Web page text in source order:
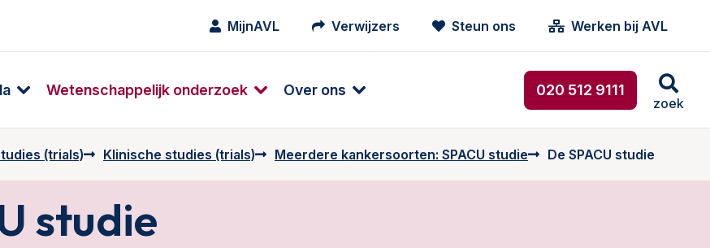
MijnAVL Verwijzers Steun ons Werken bij AVL
Wetenschappelijk onderzoek Over ons 020 512 9111
zoek
(trials) Klinische studies (trials) Meerdere kankersoorten: SPACU studie De SPACU studie
studie